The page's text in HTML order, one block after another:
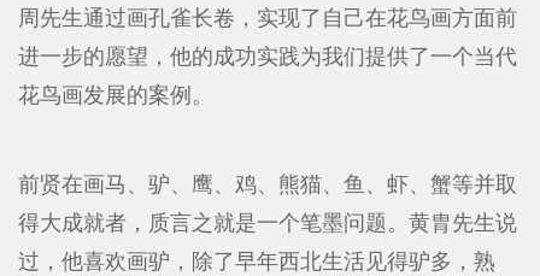
周先生通过画孔雀长卷，实现了自己在花鸟画方面前
进一步的愿望，他的成功实践为我们提供了一个当代
花鸟画发展的案例。
前贤在画马、驴、鹰、鸡、熊猫、鱼、虾、蟹等并取
得大成就者，质言之就是一个笔墨问题。黄胄先生说
过，他喜欢画驴，除了早年西北生活见得驴多，熟